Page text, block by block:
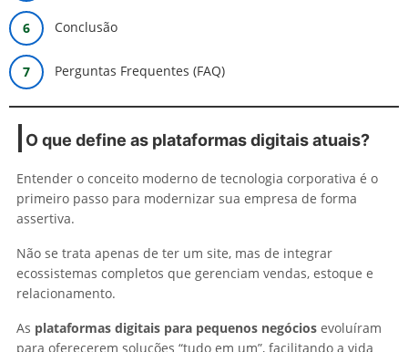
Conclusão
Perguntas Frequentes (FAQ)
O que define as plataformas digitais atuais?
Entender o conceito moderno de tecnologia corporativa é o
primeiro passo para modernizar sua empresa de forma
assertiva.
Não se trata apenas de ter um site, mas de integrar
ecossistemas completos que gerenciam vendas, estoque e
relacionamento.
As plataformas digitais para pequenos negócios evoluíram
para oferecerem soluções “tudo em um”, facilitando a vida